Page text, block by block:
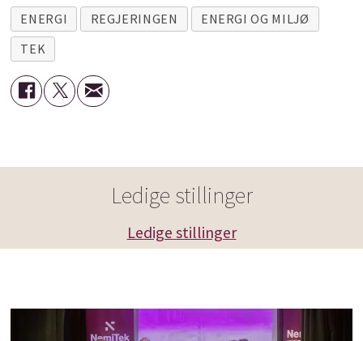
ENERGI REGJERINGEN
ENERGI OG MILJØ
TEK
Ledige stillinger
Ledige stillinger